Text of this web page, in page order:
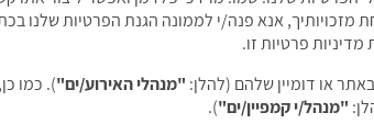
מזכויותיך, אנא פנה/י לממונה הגנת הפרטיות שלנו
פרטיות זו.
או דומיין שלהם (להלן: "מנהלי האירוע/ים"). כמו
"מנהל/י קמפיין/ים").